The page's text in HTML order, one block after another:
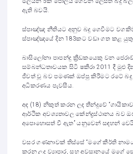
ඇති බවයි.
ස්පාඤ්ඤ නීතියට අනුව බදු ගෙවීමට
ස්පාඤ්ඤයේ දින 183කට වඩා ගත කළ
බාසිලෝනා පාපන්දු ක්‍රීඩකයෙකු වන
සම්බන්ධතාවයක සිටි ෂකීරා 2011 දී මුළු
ජීවත් වූ බව පමණක් ඔප්පු කිරීමට රටේ
අධිකරණය පැවසීය.
අද (18) නිකුත් කරන ලද තීන්දුවේ
ආර්ථික අවශ්‍යතාවල කේන්ද්‍රස්ථානය බව
අපොහොසත් වී ඇත” යනුවෙන් සඳහන්
වසර ගණනාවක් තිස්සේ “මගේ කීර්ති
කරන ලද ව්‍යාපාර, සහ අවසානයේ මගේ